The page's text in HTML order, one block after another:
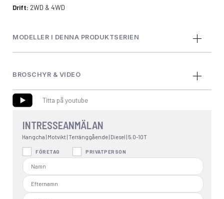
Drift: 2WD & 4WD
MODELLER I DENNA PRODUKTSERIEN
BROSCHYR & VIDEO
Titta på youtube
INTRESSEANMÄLAN
Hangcha | Motvikt | Terränggående | Diesel | 5.0-10T
FÖRETAG PRIVATPERSON